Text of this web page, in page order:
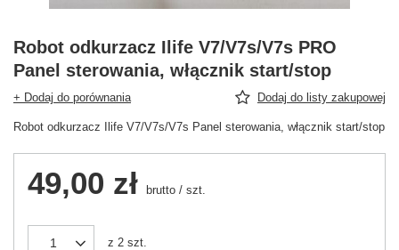
Robot odkurzacz Ilife V7/V7s/V7s PRO
Panel sterowania, włącznik start/stop
+ Dodaj do porównania Dodaj do listy zakupowej
Robot odkurzacz Ilife V7/V7s/V7s Panel sterowania, włącznik start/stop
49,00 zł brutto / szt.
z 2 szt.